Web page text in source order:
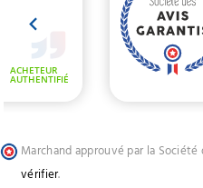
Marchand approuvé par la Société
vérifier.